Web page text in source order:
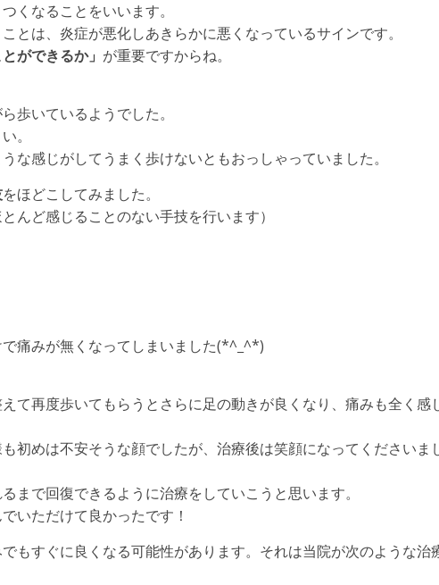
くなることをいいます。
とは、炎症が悪化しあきらかに悪くなっているサインです。
ができるか」 が重要ですからね。
歩いているようでした。
。
な感じがしてうまく歩けないともおっしゃっていました。
をほどこしてみました。
んど感じることのない手技を行います）
痛みが無くなってしまいました(*^_^*)
て再度歩いてもらうとさらに足の動きが良くなり、痛みも全く感
初めは不安そうな顔でしたが、治療後は笑顔になってくださいま
まで回復できるように治療をしていこうと思います。
いただけて良かったです！
もすぐに良くなる可能性があります。それは当院が次のような治